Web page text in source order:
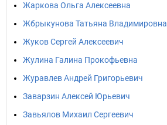
Жаркова Ольга Алексеевна
Жбрыкунова Татьяна Владимировна
Жуков Сергей Алексеевич
Жулина Галина Прокофьевна
Журавлев Андрей Григорьевич
Заварзин Алексей Юрьевич
Завьялов Михаил Сергеевич